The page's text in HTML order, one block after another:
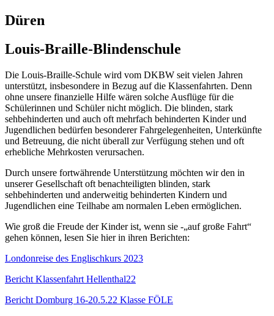
Düren
Louis-Braille-Blindenschule
Die Louis-Braille-Schule wird vom DKBW seit vielen Jahren
unterstützt, insbesondere in Bezug auf die Klassenfahrten. Denn
ohne unsere finanzielle Hilfe wären solche Ausflüge für die
Schülerinnen und Schüler nicht möglich. Die blinden, stark
sehbehinderten und auch oft mehrfach behinderten Kinder und
Jugendlichen bedürfen besonderer Fahrgelegenheiten, Unterkünfte
und Betreuung, die nicht überall zur Verfügung stehen und oft
erhebliche Mehrkosten verursachen.
Durch unsere fortwährende Unterstützung möchten wir den in
unserer Gesellschaft oft benachteiligten blinden, stark
sehbehinderten und anderweitig behinderten Kindern und
Jugendlichen eine Teilhabe am normalen Leben ermöglichen.
Wie groß die Freude der Kinder ist, wenn sie -„auf große Fahrt“
gehen können, lesen Sie hier in ihren Berichten:
Londonreise des Englischkurs 2023
Bericht Klassenfahrt Hellenthal22
Bericht Domburg 16-20.5.22 Klasse FÖLE